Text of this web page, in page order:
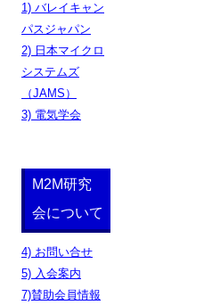
1) バレイキャン
パスジャパン
2) 日本マイクロ
システムズ
（JAMS）
3) 電気学会
M2M研究
会について
4) お問い合せ
5) 入会案内
7)賛助会員情報